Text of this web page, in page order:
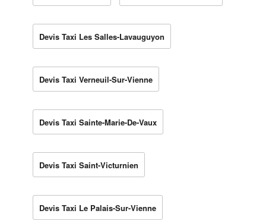
Devis Taxi Les Salles-Lavauguyon
Devis Taxi Verneuil-Sur-Vienne
Devis Taxi Sainte-Marie-De-Vaux
Devis Taxi Saint-Victurnien
Devis Taxi Le Palais-Sur-Vienne